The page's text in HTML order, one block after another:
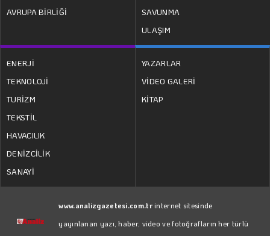
AVRUPA BİRLİĞİ
SAVUNMA
ULAŞIM
ENERJİ
TEKNOLOJİ
TURİZM
TEKSTİL
HAVACILIK
DENİZCİLİK
SANAYİ
YAZARLAR
VİDEO GALERİ
KİTAP
www.analizgazetesi.com.trinternet sitesinde
yayınlanan yazı, haber, video ve fotoğrafların her türlü